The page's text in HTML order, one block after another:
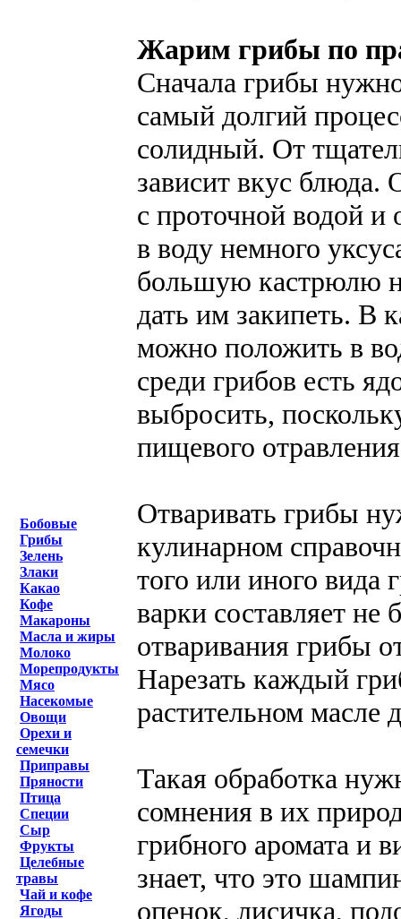
Бобовые
Грибы
Зелень
Злаки
Какао
Кофе
Макароны
Масла и жиры
Молоко
Морепродукты
Мясо
Насекомые
Овощи
Орехи и
семечки
Приправы
Пряности
Птица
Специи
Сыр
Фрукты
Целебные
травы
Чай и кофе
Ягоды
Жарим грибы по
Сначала грибы
самый долгий
солидный. От
зависит вкус
с проточной водой и
в воду немного
большую кастрюлю
дать им закипеть. В
можно положить в
среди грибов есть
выбросить,
пищевого
Отваривать грибы
кулинарном
того или иного вида
варки составляет не
отваривания грибы
Нарезать каждый
растительном масле
Такая обработка
сомнения в их
грибного аромата и
знает, что это
опенок, лисичка,